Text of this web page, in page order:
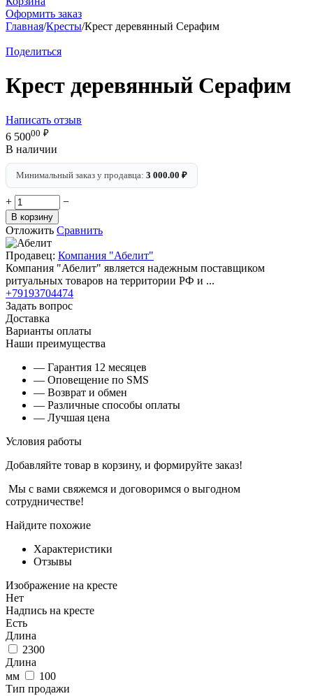
Оформить заказ
Главная/Кресты/Крест деревянный Серафим
Поделиться
Крест деревянный Серафим
Написать отзыв
6 50000 ₽
В наличии
Минимальный заказ у продавца: 3 000.00 ₽
+ −
В корзину
Отложить Сравнить
Продавец: Компания "Абелит"
Компания "Абелит" является надежным поставщиком
ритуальных товаров на территории РФ и ...
+79193704474
Задать вопрос
Доставка
Варианты оплаты
Наши преимущества
— Гарантия 12 месяцев
— Оповещение по SMS
— Возврат и обмен
— Различные способы оплаты
— Лучшая цена
Условия работы
Добавляйте товар в корзину, и формируйте заказ!
Мы с вами свяжемся и договоримся о выгодном
сотрудничестве!
Найдите похожие
Характеристики
Отзывы
Изображение на кресте
Нет
Надпись на кресте
Есть
Длина
2300
Длина
мм
100
Тип продажи